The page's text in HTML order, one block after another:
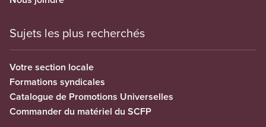
Sujets les plus recherchés
Votre section locale
Formations syndicales
Catalogue de Promotions Universelles
Commander du matériel du SCFP